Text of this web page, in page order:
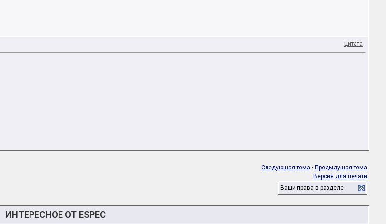
цитата
Следующая тема · Предыдущая тема
Версия для печати
Ваши права в разделе
ИНТЕРЕСНОЕ ОТ ESPEC